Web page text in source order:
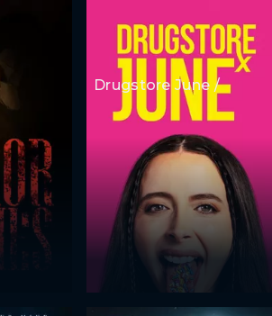
Drugstore June /